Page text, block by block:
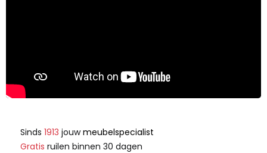
Sinds 1913 jouwmeubelspecialist
Gratis ruilen binnen 30 dagen